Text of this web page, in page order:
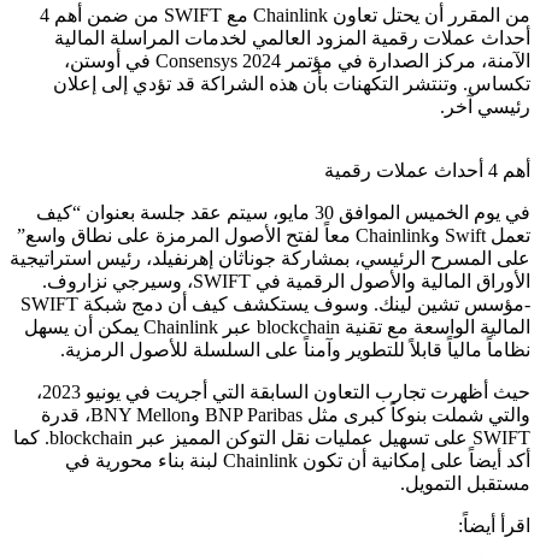
من المقرر أن يحتل تعاون Chainlink مع SWIFT من ضمن أهم 4
أحداث عملات رقمية المزود العالمي لخدمات المراسلة المالية
الآمنة، مركز الصدارة في مؤتمر Consensys 2024 في أوستن،
تكساس. وتنتشر التكهنات بأن هذه الشراكة قد تؤدي إلى إعلان
رئيسي آخر.
أهم 4 أحداث عملات رقمية
في يوم الخميس الموافق 30 مايو، سيتم عقد جلسة بعنوان “كيف
تعمل Swift وChainlink معاً لفتح الأصول المرمزة على نطاق واسع”
على المسرح الرئيسي، بمشاركة جوناثان إهرنفيلد، رئيس استراتيجية
الأوراق المالية والأصول الرقمية في SWIFT، وسيرجي نزاروف.
-مؤسس تشين لينك. وسوف يستكشف كيف أن دمج شبكة SWIFT
المالية الواسعة مع تقنية blockchain عبر Chainlink يمكن أن يسهل
نظاماً مالياً قابلاً للتطوير وآمناً على السلسلة للأصول الرمزية.
حيث أظهرت تجارب التعاون السابقة التي أجريت في يونيو 2023،
والتي شملت بنوكاً كبرى مثل BNP Paribas وBNY Mellon، قدرة
SWIFT على تسهيل عمليات نقل التوكن المميز عبر blockchain. كما
أكد أيضاً على إمكانية أن تكون Chainlink لبنة بناء محورية في
مستقبل التمويل.
اقرأ أيضاً: